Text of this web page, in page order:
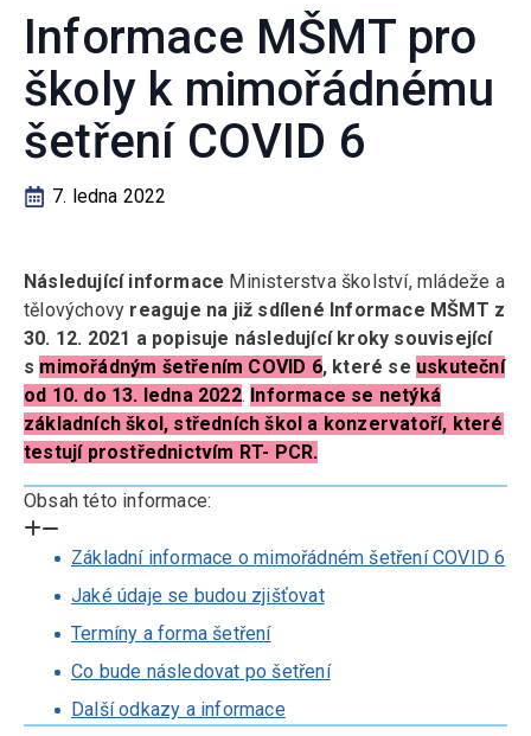
Informace MŠMT pro
školy k mimořádnému
šetření COVID 6
7. ledna 2022
Následující informace Ministerstva školství, mládeže a
tělovýchovy reaguje na již sdílené Informace MŠMT z
30. 12. 2021 a popisuje následující kroky související
s mimořádným šetřením COVID 6, které se uskuteční
od 10. do 13. ledna 2022. Informace se netýká
základních škol, středních škol a konzervatoří, které
testují prostřednictvím RT- PCR.
Obsah této informace:
Základní informace o mimořádném šetření COVID 6
Jaké údaje se budou zjišťovat
Termíny a forma šetření
Co bude následovat po šetření
Další odkazy a informace